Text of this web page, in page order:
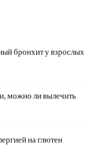
бронхит у взрослых
можно ли вылечить
на глютен